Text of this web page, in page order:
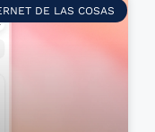
DE LAS COSAS